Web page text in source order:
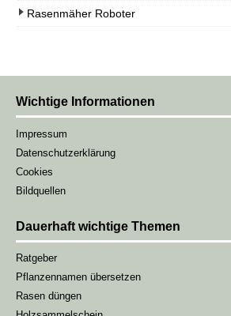
Rasenmäher Roboter
Wichtige Informationen
Impressum
Datenschutzerklärung
Cookies
Bildquellen
Dauerhaft wichtige Themen
Ratgeber
Pflanzennamen übersetzen
Rasen düngen